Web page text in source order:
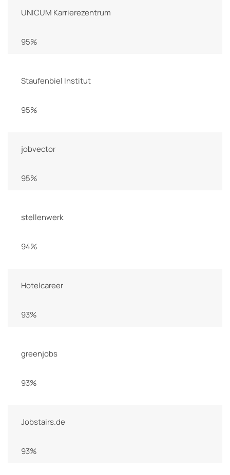
UNICUM Karrierezentrum
95%
Staufenbiel Institut
95%
jobvector
95%
stellenwerk
94%
Hotelcareer
93%
greenjobs
93%
Jobstairs.de
93%